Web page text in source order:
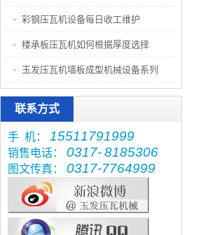
彩钢压瓦机设备每日收工维护
楼承板压瓦机如何根据厚度选择
玉发压瓦机墙板成型机械设备系列
联系方式
手 机： 15511791999
销售电话： 0317-8185306
图文传真： 0317-7764999